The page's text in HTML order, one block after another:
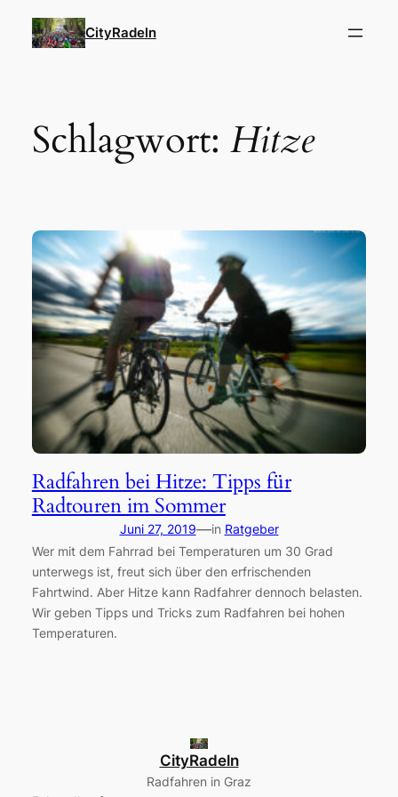
Inhalt
CityRadeln
Schlagwort: Hitze
Radfahren bei Hitze: Tipps für
Radtouren im Sommer
Juni 27, 2019—in Ratgeber
Wer mit dem Fahrrad bei Temperaturen um 30 Grad
unterwegs ist, freut sich über den erfrischenden
Fahrtwind. Aber Hitze kann Radfahrer dennoch belasten.
Wir geben Tipps und Tricks zum Radfahren bei hohen
Temperaturen.
CityRadeln
Radfahren in Graz